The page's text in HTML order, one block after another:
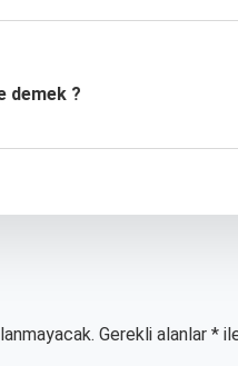
demek ?
Gerekli alanlar *